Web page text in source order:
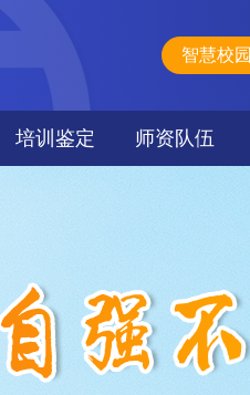
智慧校园
培训鉴定
职业技能认定
师资队伍